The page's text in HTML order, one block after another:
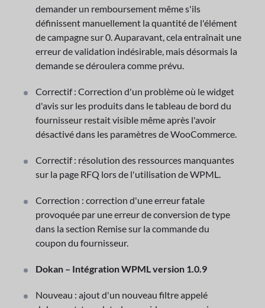
demander un remboursement même s'ils
définissent manuellement la quantité de l'élément
de campagne sur 0. Auparavant, cela entraînait une
erreur de validation indésirable, mais désormais la
demande se déroulera comme prévu.
Correctif : Correction d'un problème où le widget
d'avis sur les produits dans le tableau de bord du
fournisseur restait visible même après l'avoir
désactivé dans les paramètres de WooCommerce.
Correctif : résolution des ressources manquantes
sur la page RFQ lors de l'utilisation de WPML.
Correction : correction d'une erreur fatale
provoquée par une erreur de conversion de type
dans la section Remise sur la commande du
coupon du fournisseur.
Dokan – Intégration WPML version 1.0.9
Nouveau : ajout d'un nouveau filtre appelé